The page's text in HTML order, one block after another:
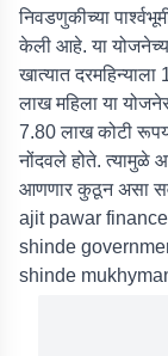
निवडणुकीच्या
केली आहे. या
खात्यात
लाख महिला या
7.80 लाख कोटी
नोंदवले होते. त्यामुळे
आणणार कुठून असा
ajit pawar
shinde
shinde